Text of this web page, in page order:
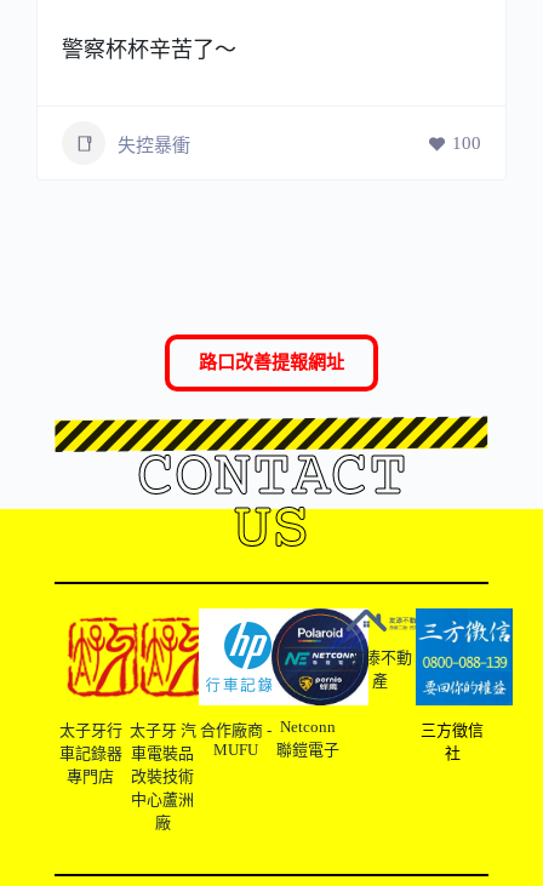
警察杯杯辛苦了～
失控暴衝 100
路口改善提報網址
CONTACT
US
太子牙行
車記錄器
專門店
太子牙 汽
車電裝品
改裝技術
中心蘆洲
廠
合作廠商 -
MUFU
Netconn
聯鎧電子
友溙不動
產
三方徵信
社